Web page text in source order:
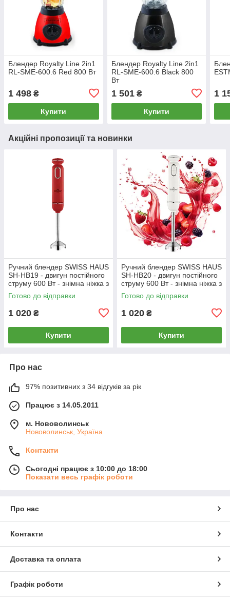
Блендер Royalty Line 2in1
RL-SME-600.6 Red 800 Вт
1 498 ₴
Купити
Блендер Royalty Line 2in1
RL-SME-600.6 Black 800
Вт
1 501₴
Купити
1
Акційні пропозиції та новинки
Ручний блендер SWISS HAUS
SH-HB19 - двигун постійного
струму 600 Вт - знімна ніжка з
нержавіючої сталі
Готово до відправки
1 020 ₴
Купити
Ручний блендер SWISS HAUS
SH-HB20 - двигун постійного
струму 600 Вт - знімна ніжка з
нержавіючої сталі
Готово до відправки
1 020 ₴
Купити
Про нас
97% позитивних з 34 відгуків за рік
Працює з 14.05.2011
м. Нововолинськ
Нововолинськ, Україна
Контакти
Сьогодні працює з 10:00 до 18:00
Показати весь графік роботи
Про нас
Контакти
Доставка та оплата
Графік роботи